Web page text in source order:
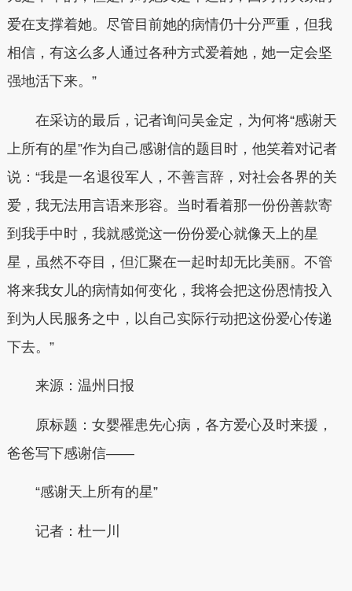
爱在支撑着她。尽管目前她的病情仍十分严重，但我
相信，有这么多人通过各种方式爱着她，她一定会坚
强地活下来。”
在采访的最后，记者询问吴金定，为何将“感谢天
上所有的星”作为自己感谢信的题目时，他笑着对记者
说：“我是一名退役军人，不善言辞，对社会各界的关
爱，我无法用言语来形容。当时看着那一份份善款寄
到我手中时，我就感觉这一份份爱心就像天上的星
星，虽然不夺目，但汇聚在一起时却无比美丽。不管
将来我女儿的病情如何变化，我将会把这份恩情投入
到为人民服务之中，以自己实际行动把这份爱心传递
下去。”
来源：温州日报
原标题：女婴罹患先心病，各方爱心及时来援，
爸爸写下感谢信——
“感谢天上所有的星”
记者：杜一川